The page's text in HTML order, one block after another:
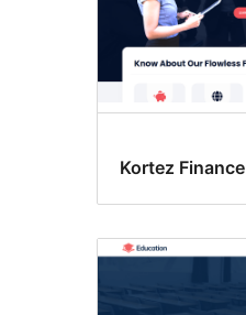
Kortez Finance